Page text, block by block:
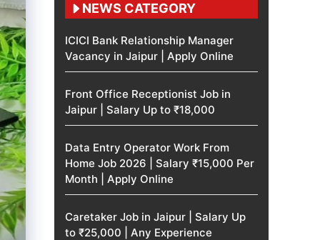
NEWS CATEGORY
ICICI Bank Relationship Manager
Vacancy in Jaipur | Apply Online
Front Office Receptionist Job in
Jaipur | Salary Up to ₹18,000
Data Entry Operator Work From
Home Job 2026 | Salary ₹15,000 Per
Month | Apply Online
Caretaker Job in Jaipur | Salary Up
to ₹25,000 | Any Experience